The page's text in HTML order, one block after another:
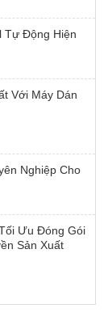
Tự Động Hiện
Với Máy Dán
Nghiệp Cho
Ưu Đóng Gói
Sản Xuất